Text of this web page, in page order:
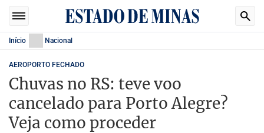
Início Nacional
AEROPORTO FECHADO
Chuvas no RS: teve voo
cancelado para Porto Alegre?
Veja como proceder